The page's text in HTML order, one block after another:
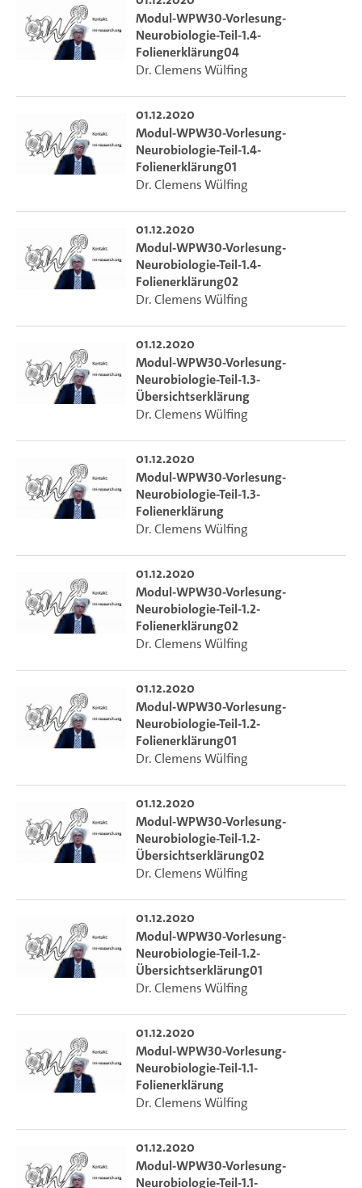
Modul-WPW30-Vorlesung-
Neurobiologie-Teil-1.4-
Folienerklärung04
Dr. Clemens Wülfing
01.12.2020
Modul-WPW30-Vorlesung-
Neurobiologie-Teil-1.4-
Folienerklärung01
Dr. Clemens Wülfing
01.12.2020
Modul-WPW30-Vorlesung-
Neurobiologie-Teil-1.4-
Folienerklärung02
Dr. Clemens Wülfing
01.12.2020
Modul-WPW30-Vorlesung-
Neurobiologie-Teil-1.3-
Übersichtserklärung
Dr. Clemens Wülfing
01.12.2020
Modul-WPW30-Vorlesung-
Neurobiologie-Teil-1.3-
Folienerklärung
Dr. Clemens Wülfing
01.12.2020
Modul-WPW30-Vorlesung-
Neurobiologie-Teil-1.2-
Folienerklärung02
Dr. Clemens Wülfing
01.12.2020
Modul-WPW30-Vorlesung-
Neurobiologie-Teil-1.2-
Folienerklärung01
Dr. Clemens Wülfing
01.12.2020
Modul-WPW30-Vorlesung-
Neurobiologie-Teil-1.2-
Übersichtserklärung02
Dr. Clemens Wülfing
01.12.2020
Modul-WPW30-Vorlesung-
Neurobiologie-Teil-1.2-
Übersichtserklärung01
Dr. Clemens Wülfing
01.12.2020
Modul-WPW30-Vorlesung-
Neurobiologie-Teil-1.1-
Folienerklärung
Dr. Clemens Wülfing
01.12.2020
Modul-WPW30-Vorlesung-
Neurobiologie-Teil-1.1-